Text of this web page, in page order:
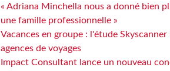
« Adriana Minchella nous a donné bien
une famille professionnelle »
Vacances en groupe : l'étude
agences de voyages
Impact Consultant lance un nouveau